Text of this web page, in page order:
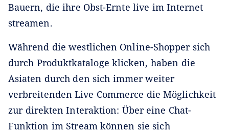
Bauern, die ihre Obst-Ernte live im Internet
streamen.
Während die westlichen Online-Shopper sich
durch Produktkataloge klicken, haben die
Asiaten durch den sich immer weiter
verbreitenden Live Commerce die Möglichkeit
zur direkten Interaktion: Über eine Chat-
Funktion im Stream können sie sich